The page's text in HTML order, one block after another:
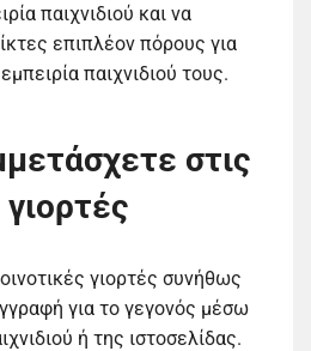
παιχνιδιού και να
επιπλέον πόρους για
παιχνιδιού τους.
στις
γιορτές συνήθως
για το γεγονός μέσω
ή της ιστοσελίδας.